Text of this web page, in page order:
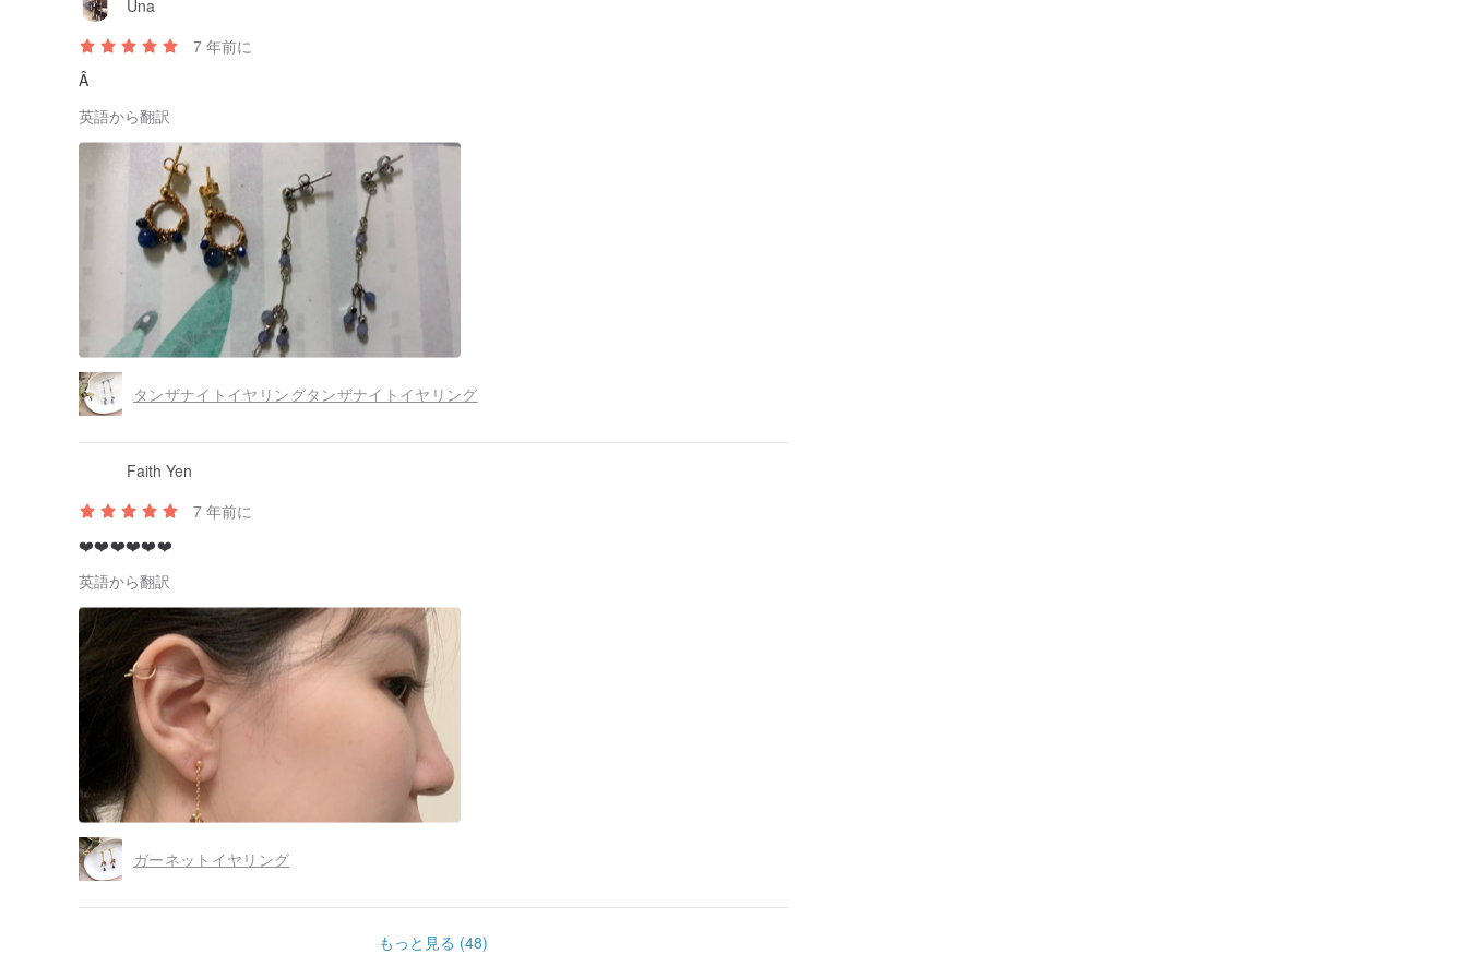
Una
7 年前に
Â
英語から翻訳
タンザナイトイヤリングタンザナイトイヤリング
Faith Yen
7 年前に
❤️❤️❤️❤️❤️❤️
英語から翻訳
ガーネットイヤリング
もっと見る (48)